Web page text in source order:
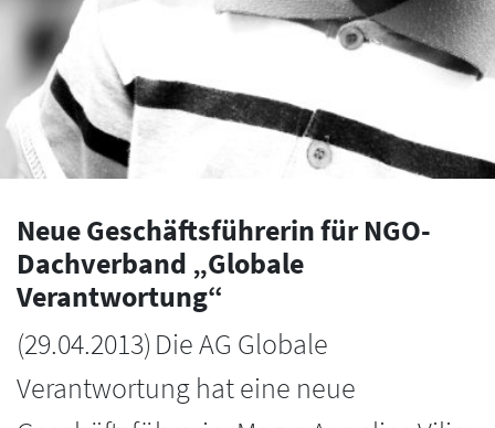
Neue Geschäftsführerin für NGO-
Dachverband „Globale
Verantwortung“
(29.04.2013) Die AG Globale
Verantwortung hat eine neue